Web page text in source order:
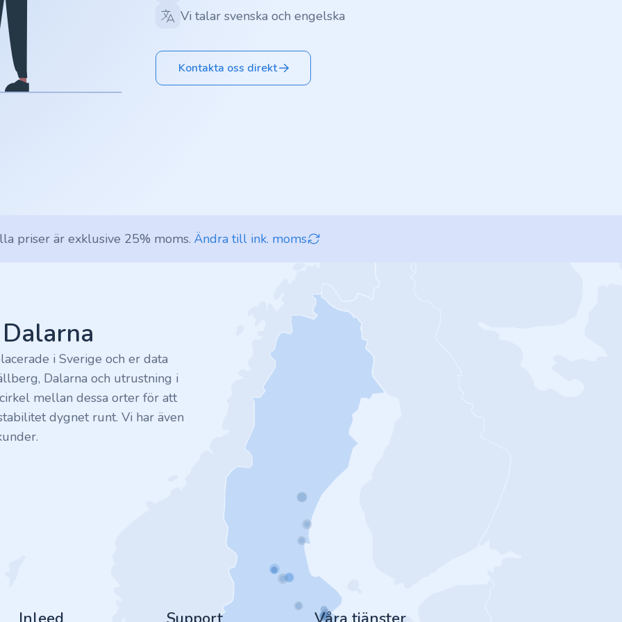
Vi talar svenska och engelska
Kontakta oss direkt
priser är exklusive 25% moms. Ändra till ink. moms
i Sverige och er data
Dalarna och utrustning i
mellan dessa orter för att
dygnet runt. Vi har även